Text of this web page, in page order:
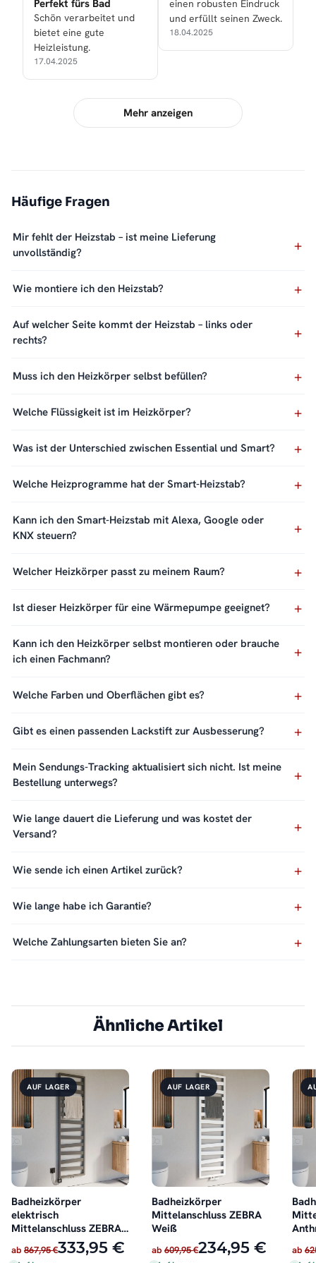
Perfekt fürs Bad
Schön verarbeitet und
bietet eine gute
Heizleistung.
17.04.2025
einen robusten Eindruck
und erfüllt seinen Zweck.
18.04.2025
Mehr anzeigen
Häufige Fragen
Mir fehlt der Heizstab – ist meine Lieferung
unvollständig?
Wie montiere ich den Heizstab?
Auf welcher Seite kommt der Heizstab – links oder
rechts?
Muss ich den Heizkörper selbst befüllen?
Welche Flüssigkeit ist im Heizkörper?
Was ist der Unterschied zwischen Essential und Smart?
Welche Heizprogramme hat der Smart-Heizstab?
Kann ich den Smart-Heizstab mit Alexa, Google oder
KNX steuern?
Welcher Heizkörper passt zu meinem Raum?
Ist dieser Heizkörper für eine Wärmepumpe geeignet?
Kann ich den Heizkörper selbst montieren oder brauche
ich einen Fachmann?
Welche Farben und Oberflächen gibt es?
Gibt es einen passenden Lackstift zur Ausbesserung?
Mein Sendungs-Tracking aktualisiert sich nicht. Ist meine
Bestellung unterwegs?
Wie lange dauert die Lieferung und was kostet der
Versand?
Wie sende ich einen Artikel zurück?
Wie lange habe ich Garantie?
Welche Zahlungsarten bieten Sie an?
Ähnliche Artikel
AUF LAGER
Badheizkörper
elektrisch
Mittelanschluss ZEBRA
Anthrazit inkl. Heizstab
ab 867,95 €333,95 €
AUF LAGER
Badheizkörper
Mittelanschluss ZEBRA
Weiß
ab 609,95 €234,95 € ab